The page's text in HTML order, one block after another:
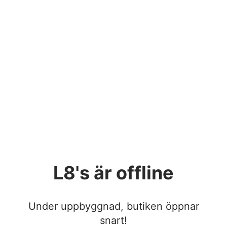
L8's är offline
Under uppbyggnad, butiken öppnar
snart!